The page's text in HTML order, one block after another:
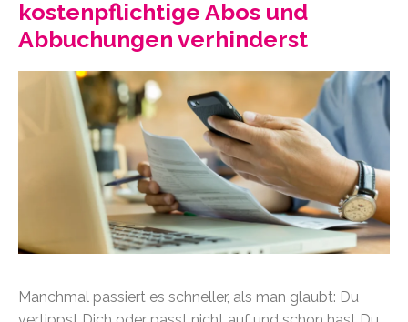
kostenpflichtige Abos und
Abbuchungen verhinderst
Manchmal passiert es schneller, als man glaubt: Du